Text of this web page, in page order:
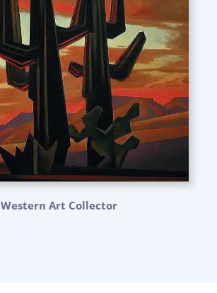
Western Art Collector